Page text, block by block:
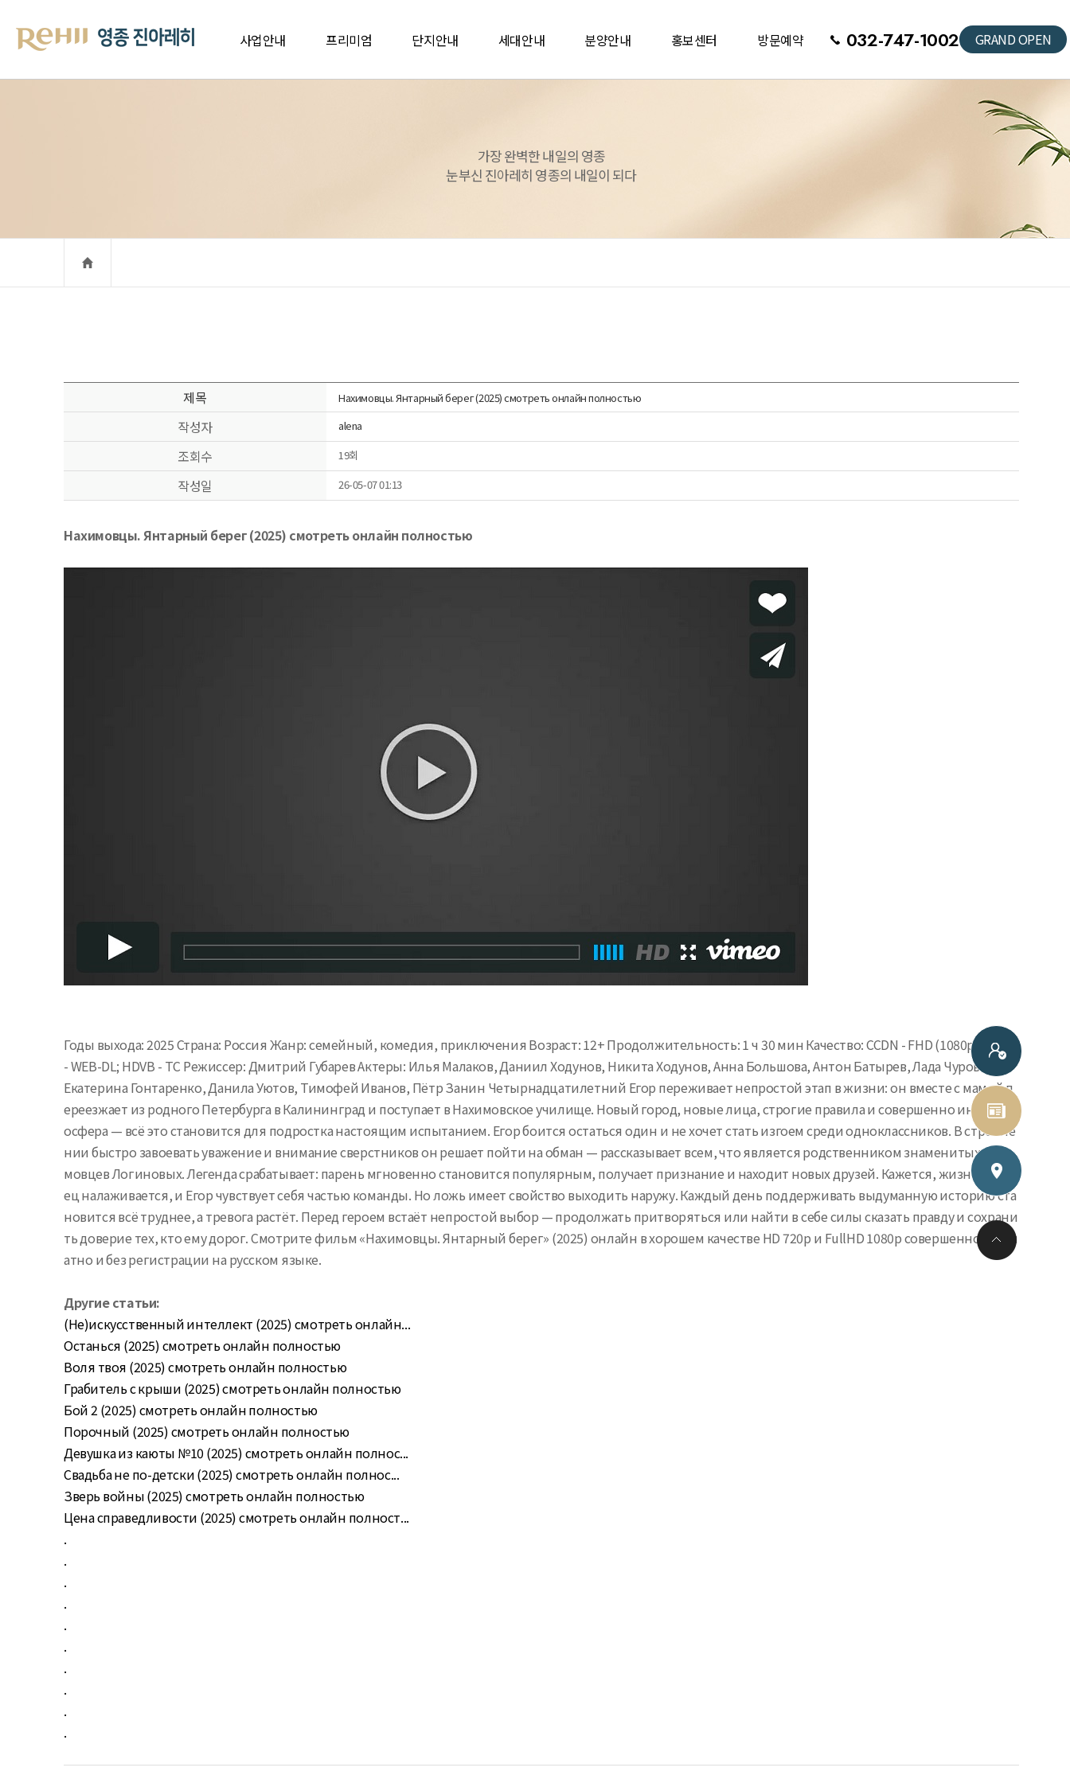
사업안내 프리미엄 단지안내 세대안내
마감재 리스트
분양안내
공급안내
청약안내문
홍보센터 방문예약 032-747-1002 GRAND OPEN
가장 완벽한 내일의 영종
눈부신 진아레히 영종의 내일이 되다
제목 Нахимовцы. Янтарный берег (2025) смотреть онлайн полностью
작성자 alena
조회수 19회
작성일 26-05-07 01:13
Нахимовцы. Янтарный берег (2025) смотреть онлайн полностью
Годы выхода: 2025 Страна: Россия Жанр: семейный, комедия, приключения Возраст: 12+ Продолжительность: 1 ч 30 мин Качество: CCDN - FHD (1080p); Alloha
- WEB-DL; HDVB - TC Режиссер: Дмитрий Губарев Актеры: Илья Малаков, Даниил Ходунов, Никита Ходунов, Анна Большова, Антон Батырев, Лада Чуровская,
Екатерина Гонтаренко, Данила Уютов, Тимофей Иванов, Пётр Занин Четырнадцатилетний Егор переживает непростой этап в жизни: он вместе с мамой п
ереезжает из родного Петербурга в Калининград и поступает в Нахимовское училище. Новый город, новые лица, строгие правила и совершенно иная атм
осфера — всё это становится для подростка настоящим испытанием. Егор боится остаться один и не хочет стать изгоем среди одноклассников. В стремле
нии быстро завоевать уважение и внимание сверстников он решает пойти на обман — рассказывает всем, что является родственником знаменитых нахи
мовцев Логиновых. Легенда срабатывает: парень мгновенно становится популярным, получает признание и находит новых друзей. Кажется, жизнь након
ец налаживается, и Егор чувствует себя частью команды. Но ложь имеет свойство выходить наружу. Каждый день поддерживать выдуманную историю ста
новится всё труднее, а тревога растёт. Перед героем встаёт непростой выбор — продолжать притворяться или найти в себе силы сказать правду и сохрани
ть доверие тех, кто ему дорог. Смотрите фильм «Нахимовцы. Янтарный берег» (2025) онлайн в хорошем качестве HD 720p и FullHD 1080p совершенно беспл
атно и без регистрации на русском языке.
Другие статьи:
(Не)искусственный интеллект (2025) смотреть онлайн...
Останься (2025) смотреть онлайн полностью
Воля твоя (2025) смотреть онлайн полностью
Грабитель с крыши (2025) смотреть онлайн полностью
Бой 2 (2025) смотреть онлайн полностью
Порочный (2025) смотреть онлайн полностью
Девушка из каюты №10 (2025) смотреть онлайн полнос...
Свадьба не по-детски (2025) смотреть онлайн полнос...
Зверь войны (2025) смотреть онлайн полностью
Цена справедливости (2025) смотреть онлайн полност...
.
.
.
.
.
.
.
.
.
.